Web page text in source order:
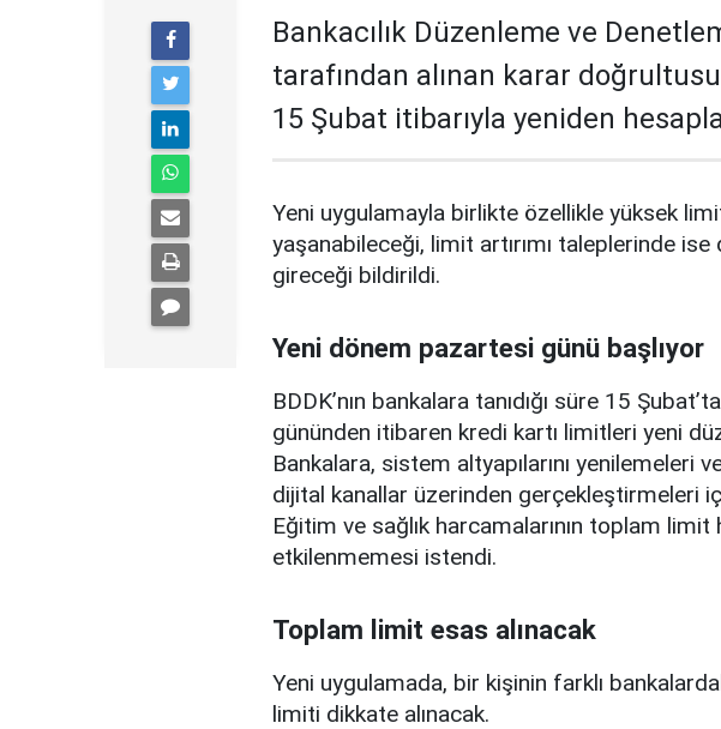
Bankacılık Düzenleme ve
tarafından alınan karar
15 Şubat itibarıyla yeniden
Yeni uygulamayla birlikte özellikle yüksek
yaşanabileceği, limit artırımı taleplerinde ise
gireceği bildirildi.
Yeni dönem pazartesi günü başlıyor
BDDK’nın bankalara tanıdığı süre 15
gününden itibaren kredi kartı limitleri yeni
Bankalara, sistem altyapılarını yenilemeleri
dijital kanallar üzerinden gerçekleştirmeleri
Eğitim ve sağlık harcamalarının toplam limit
etkilenmemesi istendi.
Toplam limit esas alınacak
Yeni uygulamada, bir kişinin farklı
limiti dikkate alınacak.